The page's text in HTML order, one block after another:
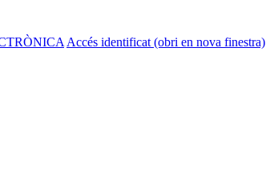
Accés identificat (obri en nova finestra)